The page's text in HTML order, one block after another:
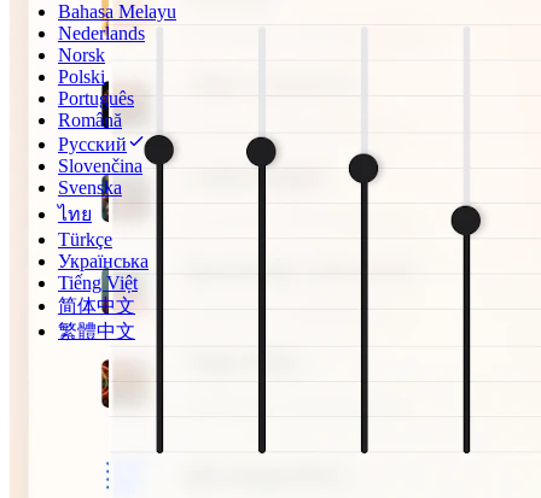
Bahasa Melayu
Nederlands
Norsk
Polski
Português
Română
Русский
Slovenčina
Svenska
ไทย
Türkçe
Українська
Tiếng Việt
简体中文
繁體中文